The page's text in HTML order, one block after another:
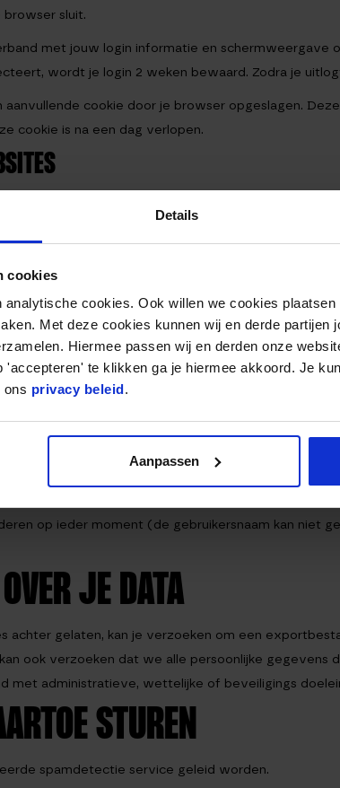
Details
cookies
analytische cookies. Ook willen we cookies
Met deze cookies kunnen wij en derde partijen
Hiermee passen wij en derden onze
'accepteren' te klikken ga je hiermee akkoord. Je
ons privacy beleid.
Aanpassen
sluit.
met jouw login informatie en schermweergave
wordt je login 2 weken bewaard. Zodra je
cookie door je browser opgeslagen.
cookie is na een dag verlopen.
bevatten (bijvoorbeeld video’s,
website heeft bezocht.
gebruiken, tracking van derde partijen insluiten en
hebt en ingelogd bent op die website.
en de metadata van die reactie voor altijd
modereren.
van toepassing), bewaren we ook persoonlijke
op ieder moment (de gebruikersnaam kan niet
JE DATA
gelaten, kan je verzoeken om een
ook verzoeken dat we alle persoonlijke
met administratieve, wettelijke of beveiligings
STUREN
spamdetectie service geleid worden.